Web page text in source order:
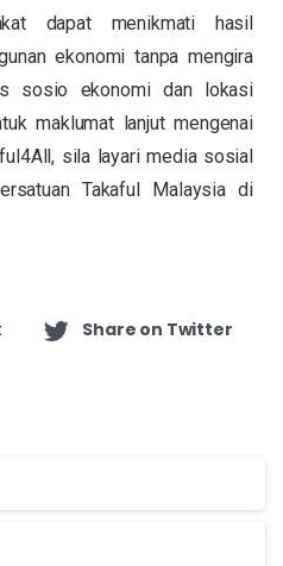
dapat menikmati hasil
ekonomi tanpa mengira
sosio ekonomi dan lokasi
maklumat lanjut mengenai
sila layari media sosial
Takaful Malaysia di
Share on Twitter